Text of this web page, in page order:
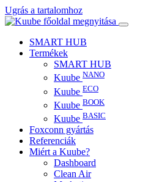
Ugrás a tartalomhoz
SMART HUB
Termékek
SMART HUB
Kuube NANO
Kuube ECO
Kuube BOOK
Kuube BASIC
Foxconn gyártás
Referenciák
Miért a Kuube?
Dashboard
Clean Air